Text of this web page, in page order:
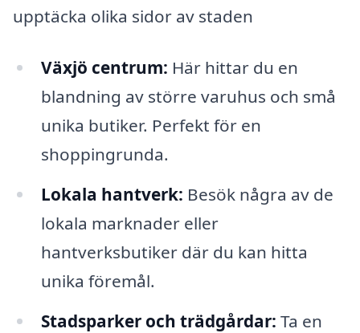
upptäcka olika sidor av staden
Växjö centrum: Här hittar du en
blandning av större varuhus och små
unika butiker. Perfekt för en
shoppingrunda.
Lokala hantverk: Besök några av de
lokala marknader eller
hantverksbutiker där du kan hitta
unika föremål.
Stadsparker och trädgårdar: Ta en